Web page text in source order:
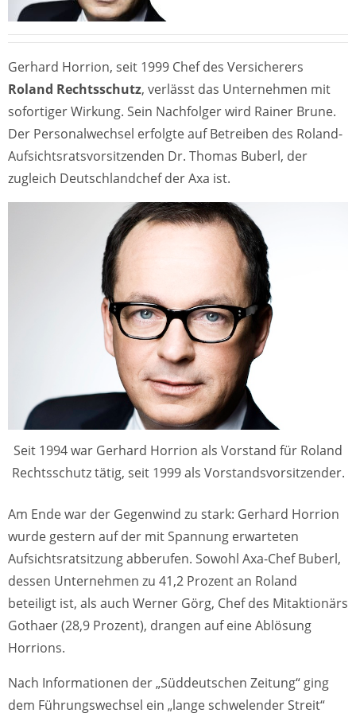
Gerhard Horrion, seit 1999 Chef des Versicherers
Roland Rechtsschutz, verlässt das Unternehmen mit
sofortiger Wirkung. Sein Nachfolger wird Rainer Brune.
Der Personalwechsel erfolgte auf Betreiben des Roland-
Aufsichtsratsvorsitzenden Dr. Thomas Buberl, der
zugleich Deutschlandchef der Axa ist.
Seit 1994 war Gerhard Horrion als Vorstand für Roland
Rechtsschutz tätig, seit 1999 als Vorstandsvorsitzender.
Am Ende war der Gegenwind zu stark: Gerhard Horrion
wurde gestern auf der mit Spannung erwarteten
Aufsichtsratsitzung abberufen. Sowohl Axa-Chef Buberl,
dessen Unternehmen zu 41,2 Prozent an Roland
beteiligt ist, als auch Werner Görg, Chef des Mitaktionärs
Gothaer (28,9 Prozent), drangen auf eine Ablösung
Horrions.
Nach Informationen der „Süddeutschen Zeitung“ ging
dem Führungswechsel ein „lange schwelender Streit“